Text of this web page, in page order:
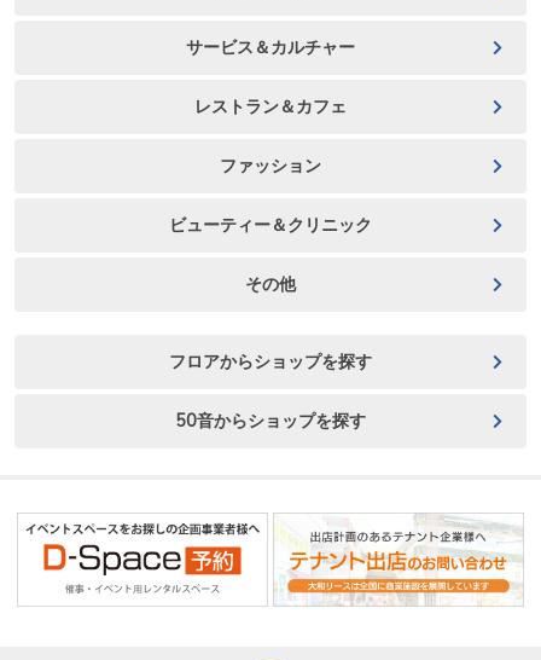
サービス＆カルチャー
レストラン＆カフェ
ファッション
ビューティー＆クリニック
その他
フロアからショップを探す
50音からショップを探す